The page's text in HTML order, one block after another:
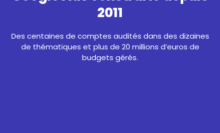
2011
Des centaines de comptes audités dans des dizaines
de thématiques et plus de 20 millions d’euros de
budgets gérés.